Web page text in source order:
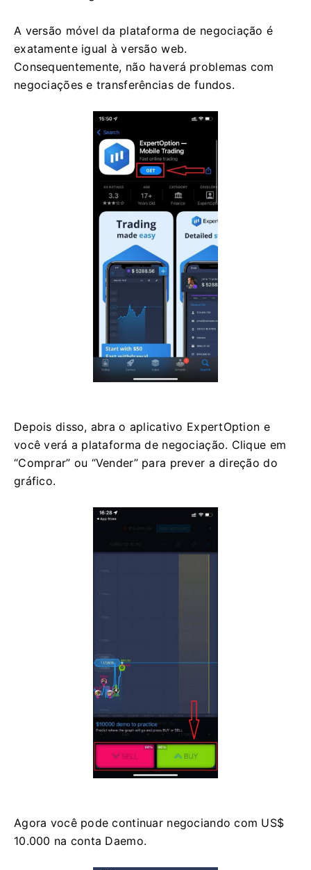
A versão móvel da plataforma de negociação é
exatamente igual à versão web.
Consequentemente, não haverá problemas com
negociações e transferências de fundos.
Depois disso, abra o aplicativo ExpertOption e
você verá a plataforma de negociação. Clique em
“Comprar” ou “Vender” para prever a direção do
gráfico.
Agora você pode continuar negociando com US$
10.000 na conta Daemo.